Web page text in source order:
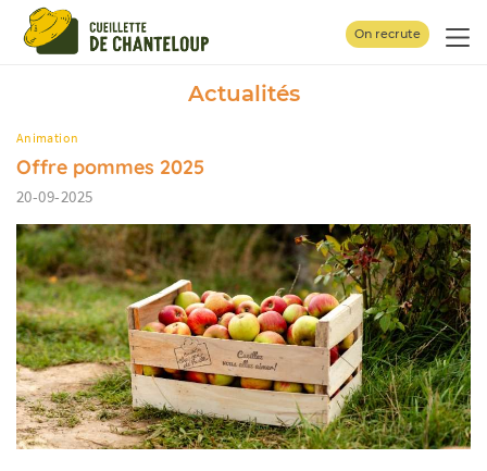
On recrute
Actualités
Animation
Offre pommes 2025
20-09-2025
Panneau de gestion des cookies